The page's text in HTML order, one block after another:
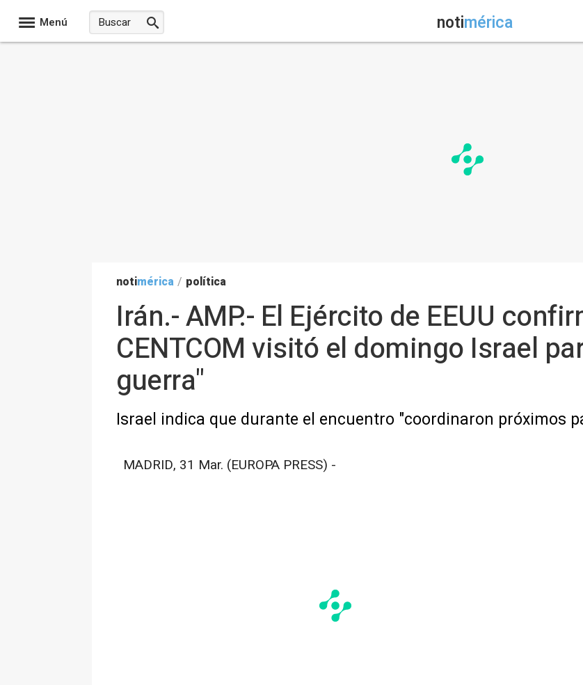
Menú notimérica
notimérica / política
Irán.- AMP.- El Ejército de EEUU
CENTCOM visitó el domingo Israel
guerra"
Israel indica que durante el encuentro "coordinaron próximos
MADRID, 31 Mar. (EUROPA PRESS) -